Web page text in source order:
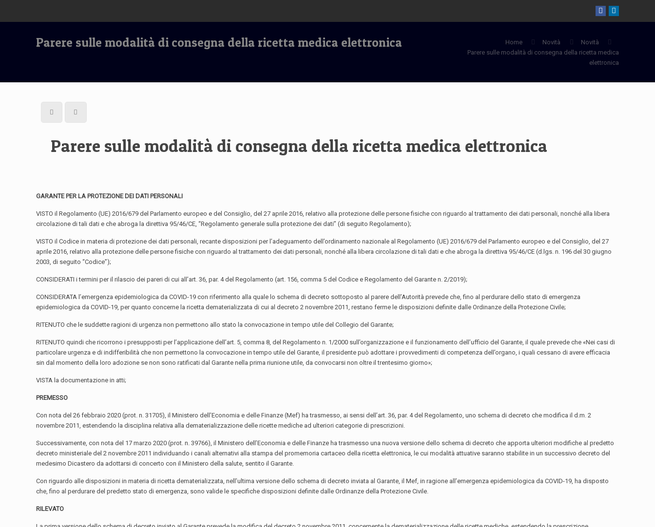
Parere sulle modalità di consegna della ricetta medica elettronica Home Novità
Novità
Parere sulle modalità di consegna della ricetta medica
elettronica
Parere sulle modalità di consegna della ricetta medica elettronica
GARANTE PER LA PROTEZIONE DEI DATI PERSONALI
VISTO il Regolamento (UE) 2016/679 del Parlamento europeo e del Consiglio, del 27 aprile 2016, relativo alla protezione delle persone fisiche con riguardo al trattamento dei dati personali, nonché alla libera
circolazione di tali dati e che abroga la direttiva 95/46/CE, “Regolamento generale sulla protezione dei dati” (di seguito Regolamento);
VISTO il Codice in materia di protezione dei dati personali, recante disposizioni per l’adeguamento dell’ordinamento nazionale al Regolamento (UE) 2016/679 del Parlamento europeo e del Consiglio, del 27
aprile 2016, relativo alla protezione delle persone fisiche con riguardo al trattamento dei dati personali, nonché alla libera circolazione di tali dati e che abroga la direttiva 95/46/CE (d.lgs. n. 196 del 30 giugno
2003, di seguito “Codice”);
CONSIDERATI i termini per il rilascio dei pareri di cui all’art. 36, par. 4 del Regolamento (art. 156, comma 5 del Codice e Regolamento del Garante n. 2/2019);
CONSIDERATA l’emergenza epidemiologica da COVID-19 con riferimento alla quale lo schema di decreto sottoposto al parere dell’Autorità prevede che, fino al perdurare dello stato di emergenza
epidemiologica da COVID-19, per quanto concerne la ricetta dematerializzata di cui al decreto 2 novembre 2011, restano ferme le disposizioni definite dalle Ordinanze della Protezione Civile;
RITENUTO che le suddette ragioni di urgenza non permettono allo stato la convocazione in tempo utile del Collegio del Garante;
RITENUTO quindi che ricorrono i presupposti per l’applicazione dell’art. 5, comma 8, del Regolamento n. 1/2000 sull’organizzazione e il funzionamento dell’ufficio del Garante, il quale prevede che «Nei casi di
particolare urgenza e di indifferibilità che non permettono la convocazione in tempo utile del Garante, il presidente può adottare i provvedimenti di competenza dell’organo, i quali cessano di avere efficacia
sin dal momento della loro adozione se non sono ratificati dal Garante nella prima riunione utile, da convocarsi non oltre il trentesimo giorno»;
VISTA la documentazione in atti;
PREMESSO
Con nota del 26 febbraio 2020 (prot. n. 31705), il Ministero dell’Economia e delle Finanze (Mef) ha trasmesso, ai sensi dell’art. 36, par. 4 del Regolamento, uno schema di decreto che modifica il d.m. 2
novembre 2011, estendendo la disciplina relativa alla dematerializzazione delle ricette mediche ad ulteriori categorie di prescrizioni.
Successivamente, con nota del 17 marzo 2020 (prot. n. 39766), il Ministero dell’Economia e delle Finanze ha trasmesso una nuova versione dello schema di decreto che apporta ulteriori modifiche al predetto
decreto ministeriale del 2 novembre 2011 individuando i canali alternativi alla stampa del promemoria cartaceo della ricetta elettronica, le cui modalità attuative saranno stabilite in un successivo decreto del
medesimo Dicastero da adottarsi di concerto con il Ministero della salute, sentito il Garante.
Con riguardo alle disposizioni in materia di ricetta dematerializzata, nell’ultima versione dello schema di decreto inviata al Garante, il Mef, in ragione all’emergenza epidemiologica da COVID-19, ha disposto
che, fino al perdurare del predetto stato di emergenza, sono valide le specifiche disposizioni definite dalle Ordinanze della Protezione Civile.
RILEVATO